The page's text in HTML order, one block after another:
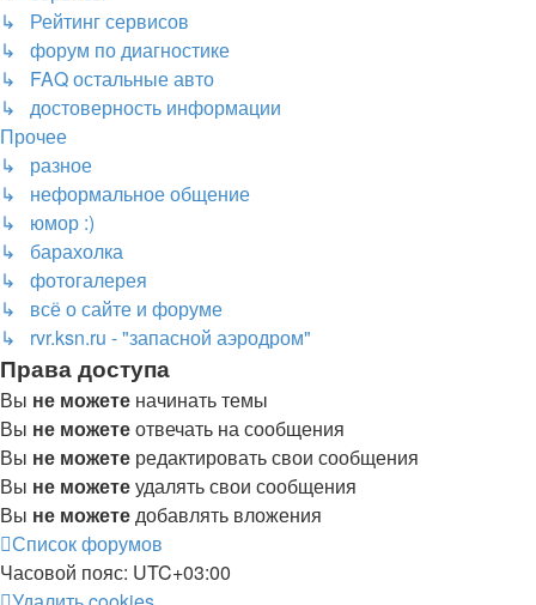
↳ Рейтинг сервисов
↳ форум по диагностике
↳ FAQ остальные авто
↳ достоверность информации
Прочее
↳ разное
↳ неформальное общение
↳ юмор :)
↳ барахолка
↳ фотогалерея
↳ всё о сайте и форуме
↳ rvr.ksn.ru - "запасной аэродром"
Права доступа
Вы не можете начинать темы
Вы не можетеотвечать на сообщения
Вы не можете редактировать свои сообщения
Вы не можетеудалять свои сообщения
Вы не можетедобавлять вложения
Список форумов
Часовой пояс: UTC+03:00